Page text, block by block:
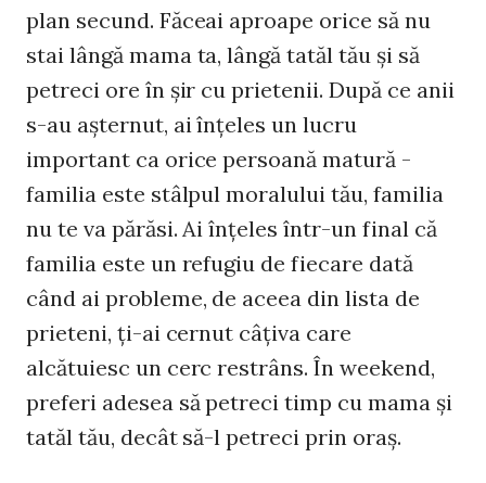
plan secund. Făceai aproape orice să nu
stai lângă mama ta, lângă tatăl tău şi să
petreci ore în şir cu prietenii. După ce anii
s-au aşternut, ai înţeles un lucru
important ca orice persoană matură -
familia este stâlpul moralului tău, familia
nu te va părăsi. Ai înţeles într-un final că
familia este un refugiu de fiecare dată
când ai probleme, de aceea din lista de
prieteni, ţi-ai cernut câţiva care
alcătuiesc un cerc restrâns. În weekend,
preferi adesea să petreci timp cu mama şi
tatăl tău, decât să-l petreci prin oraş.